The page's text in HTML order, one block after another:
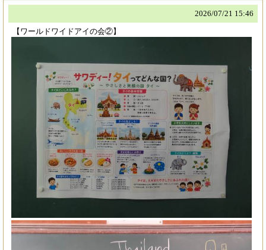
2026/07/21 15:46
【ワールドワイドアイの会②】